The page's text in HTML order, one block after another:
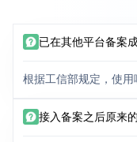
已在其他平台备案
根据工信部规定，使
接入备案之后原来